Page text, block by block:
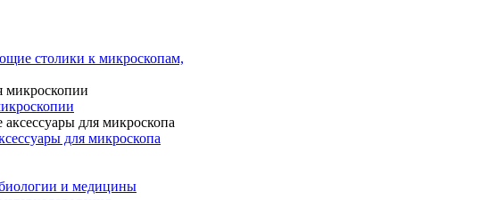
столики к микроскопам,
для микроскопа
и медицины